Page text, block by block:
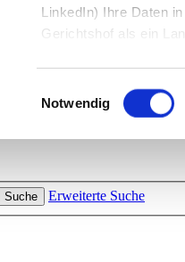
LinkedIn) Ihre Daten
Gerichtshof als ein
Einwilligungsauswahl
Notwendig
und interessante Tipps
Suche Erweiterte Suche